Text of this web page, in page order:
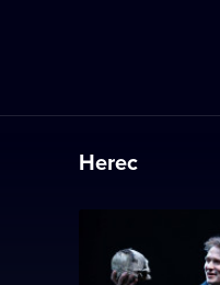
Herec